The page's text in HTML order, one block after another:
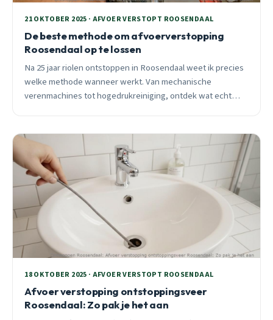
21 OKTOBER 2025 · AFVOER VERSTOPT ROOSENDAAL
De beste methode om afvoerverstopping
Roosendaal op te lossen
Na 25 jaar riolen ontstoppen in Roosendaal weet ik precies
welke methode wanneer werkt. Van mechanische
verenmachines tot hogedrukreiniging, ontdek wat echt
18 OKTOBER 2025 · AFVOER VERSTOPT ROOSENDAAL
Afvoer verstopping ontstoppingsveer
Roosendaal: Zo pak je het aan